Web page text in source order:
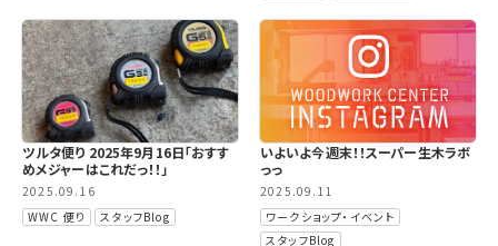
ツルタ便り 2025年9月16日「おすす
めメジャーはこれだっ！！」
2025.09.16
WWC 便り
スタッフBlog
いよいよ今週末！！スーパー生木ラボ
っっ
2025.09.11
ワークショップ・イベント
スタッフBlog